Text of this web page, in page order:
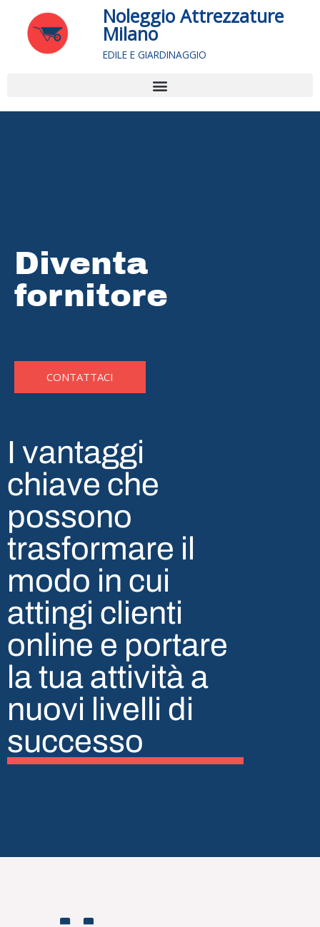
contenuto
Noleggio Attrezzature
Milano
EDILE E GIARDINAGGIO
Menu
Diventa
fornitore
CONTATTACI
I vantaggi
chiave che
possono
trasformare il
modo in cui
attingi clienti
online e portare
la tua attività a
nuovi livelli di
successo